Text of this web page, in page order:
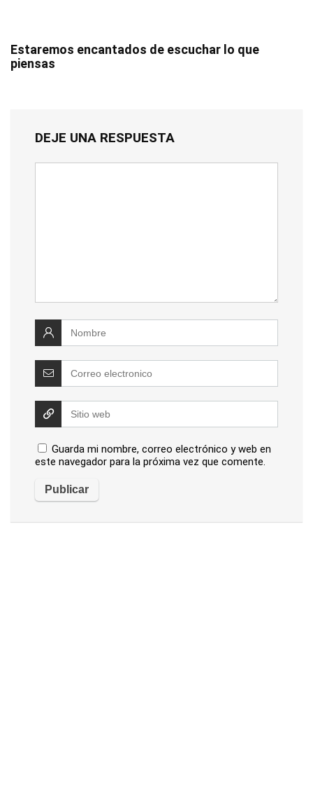
Estaremos encantados de escuchar lo que
piensas
DEJE UNA RESPUESTA
Guarda mi nombre, correo electrónico y web en
este navegador para la próxima vez que comente.